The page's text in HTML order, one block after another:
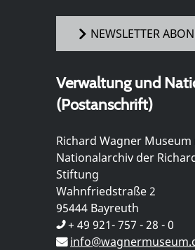
NEWSLETTER
Verwaltung und
(Postanschrift)
Richard Wagner
Nationalarchiv der
Stiftung
Wahnfriedstraße 2
95444 Bayreuth
+ 49 921- 757 - 28 - 0